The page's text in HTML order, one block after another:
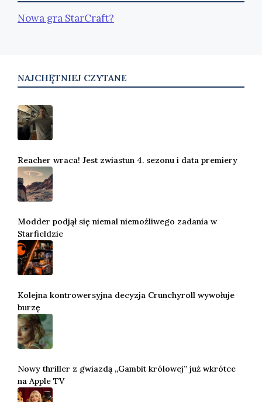
Nowa gra StarCraft?
NAJCHĘTNIEJ CZYTANE
Reacher wraca! Jest zwiastun 4. sezonu i data premiery
Modder podjął się niemal niemożliwego zadania w
Starfieldzie
Kolejna kontrowersyjna decyzja Crunchyroll wywołuje
burzę
Nowy thriller z gwiazdą „Gambit królowej” już wkrótce
na Apple TV